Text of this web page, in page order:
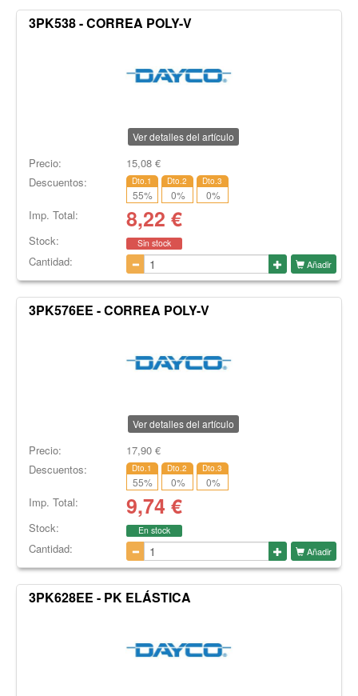
3PK538 - CORREA POLY-V
Ver detalles del artículo
Precio: 15,08€
Descuentos:
Dto.1
55%
Dto.2
0%
Dto.3
0%
Imp. Total: 8,22 €
Stock: Sin stock
Cantidad: Añadir
3PK576EE - CORREA POLY-V
Ver detalles del artículo
Precio: 17,90€
Descuentos:
Dto.1
55%
Dto.2
0%
Dto.3
0%
Imp. Total: 9,74 €
Stock: En stock
Cantidad: Añadir
3PK628EE - PK ELÁSTICA